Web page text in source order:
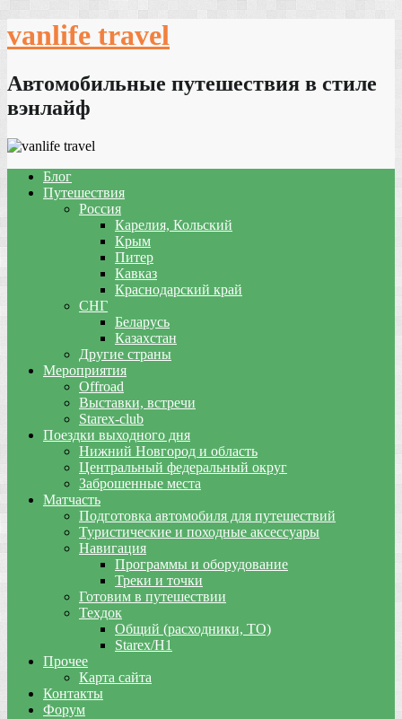
to
vanlife travel
Автомобильные путешествия в стиле
вэнлайф
Блог
Путешествия
Россия
Карелия, Кольский
Крым
Питер
Кавказ
Краснодарский край
СНГ
Беларусь
Казахстан
Другие страны
Мероприятия
Offroad
Выставки, встречи
Starex-club
Поездки выходного дня
Нижний Новгород и область
Центральный федеральный округ
Заброшенные места
Матчасть
Подготовка автомобиля для путешествий
Туристические и походные аксессуары
Навигация
Программы и оборудование
Треки и точки
Готовим в путешествии
Техдок
Общий (расходники, ТО)
Starex/H1
Прочее
Карта сайта
Контакты
Форум